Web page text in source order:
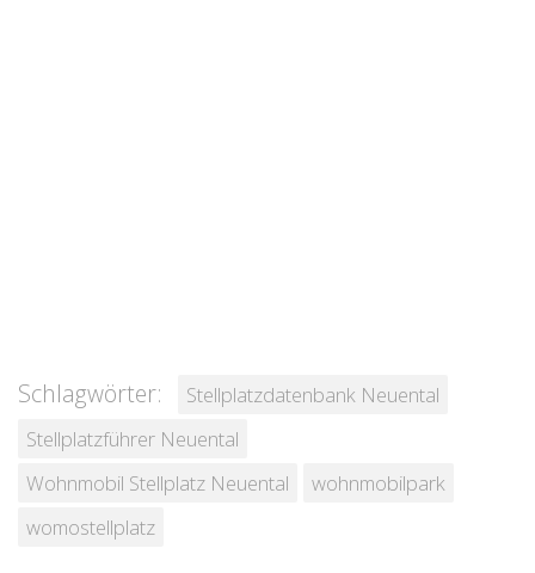
Schlagwörter:
Stellplatzdatenbank Neuental
Stellplatzführer Neuental
Wohnmobil Stellplatz Neuental
wohnmobilpark
womostellplatz